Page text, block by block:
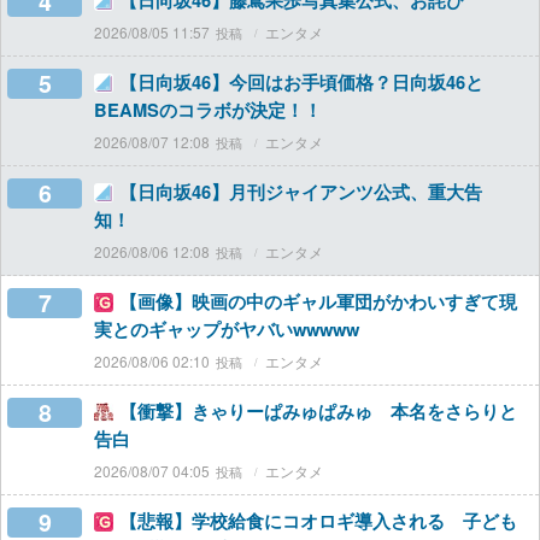
2026/08/05 11:57 エンタメ
5
【日向坂46】今回はお手頃価格？日向坂46と
BEAMSのコラボが決定！！
2026/08/07 12:08 エンタメ
6
【日向坂46】月刊ジャイアンツ公式、重大告
知！
2026/08/06 12:08 エンタメ
7
【画像】映画の中のギャル軍団がかわいすぎて現
実とのギャップがヤバいwwwww
2026/08/06 02:10 エンタメ
8
【衝撃】きゃりーぱみゅぱみゅ 本名をさらりと
告白
2026/08/07 04:05 エンタメ
9
【悲報】学校給食にコオロギ導入される 子ども